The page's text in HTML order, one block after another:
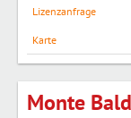
Lizenzanfrage
Karte
Monte